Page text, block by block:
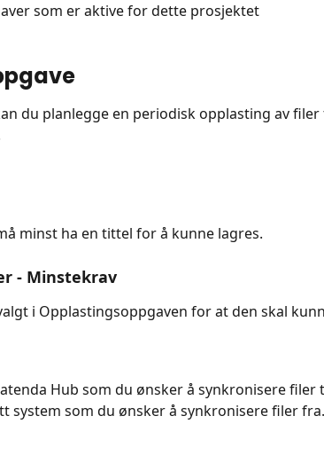
som er aktive for dette prosjektet
du planlegge en periodisk opplasting av
minst ha en tittel for å kunne lagres.
- Minstekrav
i Opplastingsoppgaven for at den skal
Hub som du ønsker å synkronisere filer
system som du ønsker å synkronisere filer fra.